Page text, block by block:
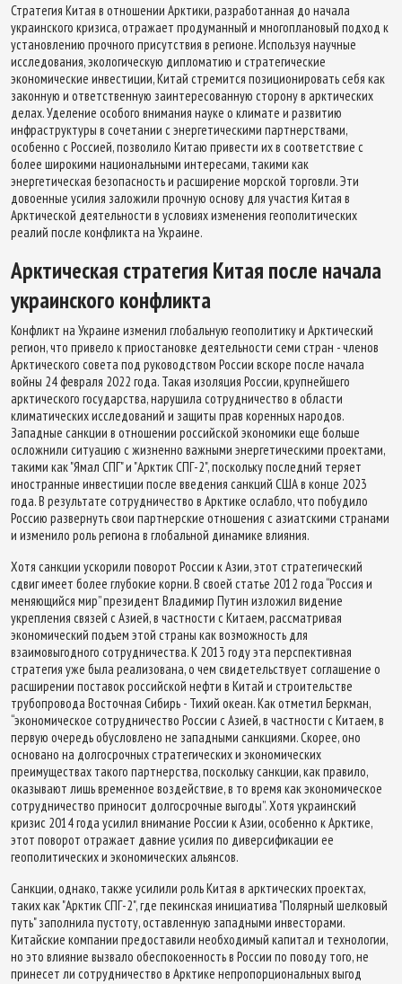
Стратегия Китая в отношении Арктики, разработанная до начала
украинского кризиса, отражает продуманный и многоплановый подход к
установлению прочного присутствия в регионе. Используя научные
исследования, экологическую дипломатию и стратегические
экономические инвестиции, Китай стремится позиционировать себя как
законную и ответственную заинтересованную сторону в арктических
делах. Уделение особого внимания науке о климате и развитию
инфраструктуры в сочетании с энергетическими партнерствами,
особенно с Россией, позволило Китаю привести их в соответствие с
более широкими национальными интересами, такими как
энергетическая безопасность и расширение морской торговли. Эти
довоенные усилия заложили прочную основу для участия Китая в
Арктической деятельности в условиях изменения геополитических
реалий после конфликта на Украине.
Арктическая стратегия Китая после начала
украинского конфликта
Конфликт на Украине изменил глобальную геополитику и Арктический
регион, что привело к приостановке деятельности семи стран - членов
Арктического совета под руководством России вскоре после начала
войны 24 февраля 2022 года. Такая изоляция России, крупнейшего
арктического государства, нарушила сотрудничество в области
климатических исследований и защиты прав коренных народов.
Западные санкции в отношении российской экономики еще больше
осложнили ситуацию с жизненно важными энергетическими проектами,
такими как "Ямал СПГ" и "Арктик СПГ-2", поскольку последний теряет
иностранные инвестиции после введения санкций США в конце 2023
года. В результате сотрудничество в Арктике ослабло, что побудило
Россию развернуть свои партнерские отношения с азиатскими странами
и изменило роль региона в глобальной динамике влияния.
Хотя санкции ускорили поворот России к Азии, этот стратегический
сдвиг имеет более глубокие корни. В своей статье 2012 года “Россия и
меняющийся мир” президент Владимир Путин изложил видение
укрепления связей с Азией, в частности с Китаем, рассматривая
экономический подъем этой страны как возможность для
взаимовыгодного сотрудничества. К 2013 году эта перспективная
стратегия уже была реализована, о чем свидетельствует соглашение о
расширении поставок российской нефти в Китай и строительстве
трубопровода Восточная Сибирь - Тихий океан. Как отметил Беркман,
“экономическое сотрудничество России с Азией, в частности с Китаем, в
первую очередь обусловлено не западными санкциями. Скорее, оно
основано на долгосрочных стратегических и экономических
преимуществах такого партнерства, поскольку санкции, как правило,
оказывают лишь временное воздействие, в то время как экономическое
сотрудничество приносит долгосрочные выгоды”. Хотя украинский
кризис 2014 года усилил внимание России к Азии, особенно к Арктике,
этот поворот отражает давние усилия по диверсификации ее
геополитических и экономических альянсов.
Санкции, однако, также усилили роль Китая в арктических проектах,
таких как "Арктик СПГ-2", где пекинская инициатива "Полярный шелковый
путь" заполнила пустоту, оставленную западными инвесторами.
Китайские компании предоставили необходимый капитал и технологии,
но это влияние вызвало обеспокоенность в России по поводу того, не
принесет ли сотрудничество в Арктике непропорциональных выгод